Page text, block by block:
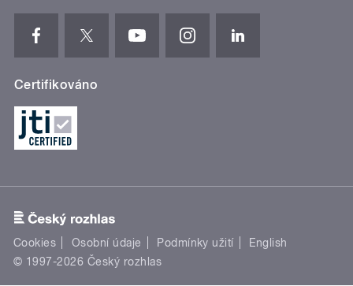
Certifikováno
Cookies Osobní údaje Podmínky užití
English
© 1997-2026 Český rozhlas